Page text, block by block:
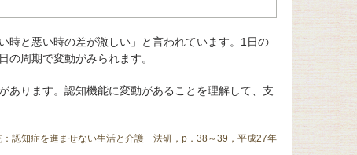
時と悪い時の差が激しい」と言われています。1日の
の周期で変動がみられます。
あります。認知機能に変動があることを理解して、支
：認知症を進ませない生活と介護 法研，p．38～39，平成27年